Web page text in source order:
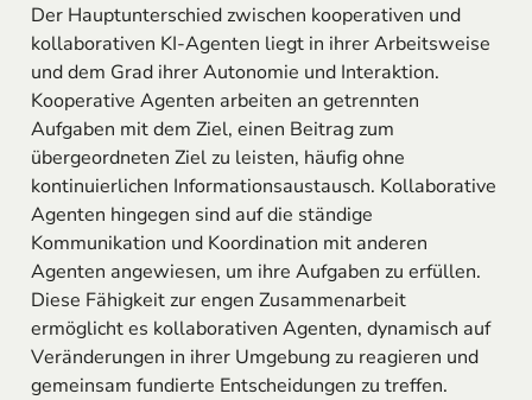
Der Hauptunterschied zwischen kooperativen und
kollaborativen KI-Agenten liegt in ihrer Arbeitsweise
und dem Grad ihrer Autonomie und Interaktion.
Kooperative Agenten arbeiten an getrennten
Aufgaben mit dem Ziel, einen Beitrag zum
übergeordneten Ziel zu leisten, häufig ohne
kontinuierlichen Informationsaustausch. Kollaborative
Agenten hingegen sind auf die ständige
Kommunikation und Koordination mit anderen
Agenten angewiesen, um ihre Aufgaben zu erfüllen.
Diese Fähigkeit zur engen Zusammenarbeit
ermöglicht es kollaborativen Agenten, dynamisch auf
Veränderungen in ihrer Umgebung zu reagieren und
gemeinsam fundierte Entscheidungen zu treffen.